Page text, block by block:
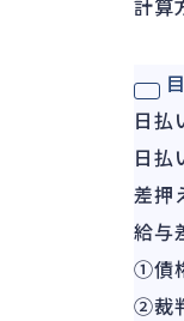
計算
日払
日払
差押
給与
①債
②裁